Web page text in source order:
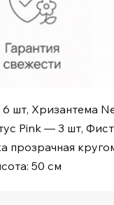
шт, Хризантема
Pink — 3 шт,
прозрачная
50 см